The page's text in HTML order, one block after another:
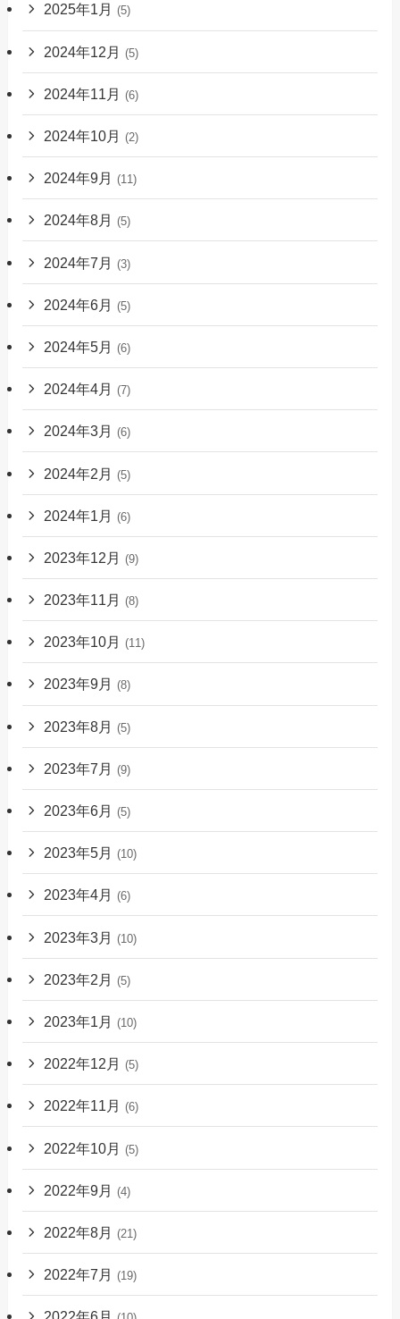
2025年1月 (5)
2024年12月 (5)
2024年11月 (6)
2024年10月 (2)
2024年9月 (11)
2024年8月 (5)
2024年7月 (3)
2024年6月 (5)
2024年5月 (6)
2024年4月 (7)
2024年3月 (6)
2024年2月 (5)
2024年1月 (6)
2023年12月 (9)
2023年11月 (8)
2023年10月 (11)
2023年9月 (8)
2023年8月 (5)
2023年7月 (9)
2023年6月 (5)
2023年5月 (10)
2023年4月 (6)
2023年3月 (10)
2023年2月 (5)
2023年1月 (10)
2022年12月 (5)
2022年11月 (6)
2022年10月 (5)
2022年9月 (4)
2022年8月 (21)
2022年7月 (19)